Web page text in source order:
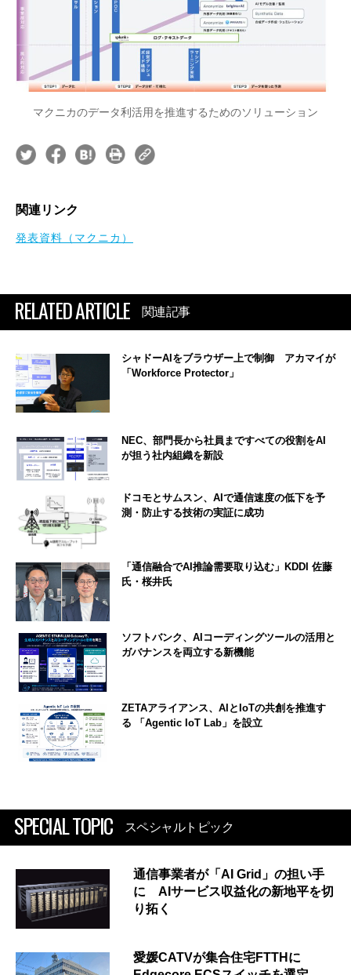
マクニカのデータ利活用を推進するためのソリューション
関連リンク
発表資料（マクニカ）
RELATED ARTICLE 関連記事
シャドーAIをブラウザー上で制御 アカマイが
「Workforce Protector」
NEC、部門長から社員まですべての役割をAI
が担う社内組織を新設
ドコモとサムスン、AIで通信速度の低下を予
測・防止する技術の実証に成功
「通信融合でAI推論需要取り込む」KDDI 佐藤
氏・桜井氏
ソフトバンク、AIコーディングツールの活用と
ガバナンスを両立する新機能
ZETAアライアンス、AIとIoTの共創を推進す
る 「Agentic IoT Lab」を設立
SPECIAL TOPIC スペシャルトピック
通信事業者が「AI Grid」の担い手
に AIサービス収益化の新地平を切
り拓く
愛媛CATVが集合住宅FTTHに